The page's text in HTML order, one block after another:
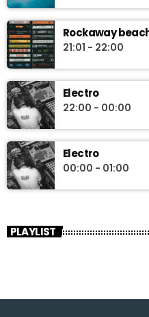
Rockaway
21:01 - 22:00
Electro
22:00 - 00:00
Electro
00:00 - 01:00
PLAYLIST